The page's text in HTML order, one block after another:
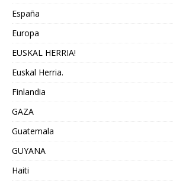
España
Europa
EUSKAL HERRIA!
Euskal Herria.
Finlandia
GAZA
Guatemala
GUYANA
Haiti